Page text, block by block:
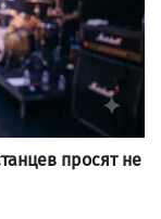
просят не